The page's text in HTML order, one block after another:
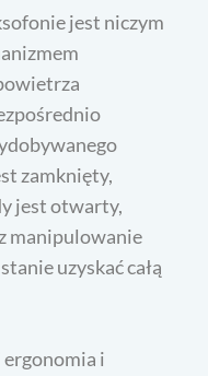
jest niczym
zamknięty,
jest otwarty,
manipulowanie
uzyskać całą
i